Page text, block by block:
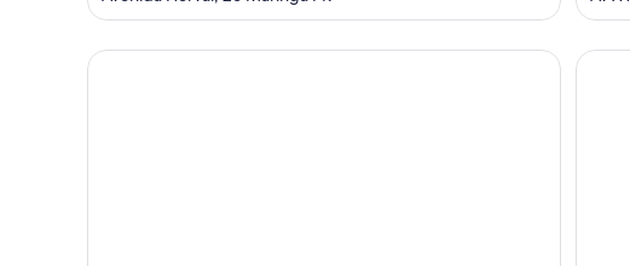
of
5
of
5
Hotel Thomasi Maringa NEO